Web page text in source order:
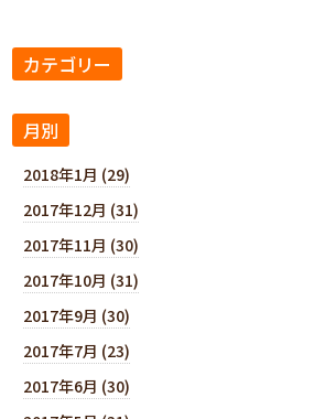
カテゴリー
月別
2018年1月 (29)
2017年12月 (31)
2017年11月 (30)
2017年10月 (31)
2017年9月 (30)
2017年7月 (23)
2017年6月 (30)